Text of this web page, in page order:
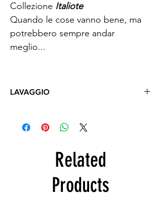
Collezione Italiote
Quando le cose vanno bene, ma
potrebbero sempre andar
meglio...
LAVAGGIO
con la stampa rivolta verso
l'interno.
Related
Products